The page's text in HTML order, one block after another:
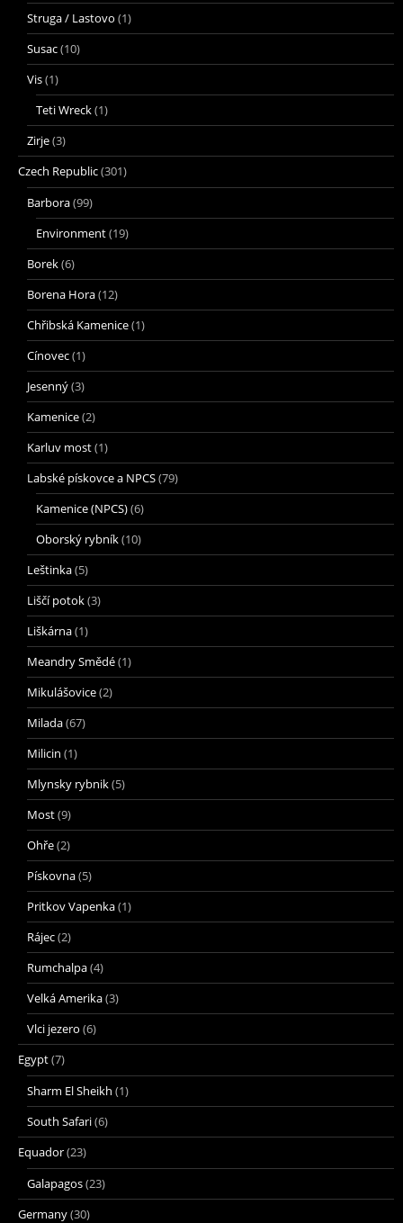
Struga / Lastovo (1)
Susac(10)
Vis(1)
Teti Wreck(1)
Zirje(3)
Czech Republic(301)
Barbora(99)
Environment(19)
Borek(6)
Borena Hora(12)
Chřibská Kamenice(1)
Cínovec(1)
Jesenný(3)
Kamenice(2)
Karluv most(1)
Labské pískovce a NPCS(79)
Kamenice (NPCS)(6)
Oborský rybník(10)
Leštinka(5)
Liščí potok(3)
Liškárna(1)
Meandry Smědé(1)
Mikulášovice(2)
Milada(67)
Milicin (1)
Mlynsky rybnik(5)
Most(9)
Ohře(2)
Pískovna(5)
Pritkov Vapenka(1)
Rájec(2)
Rumchalpa(4)
Velká Amerika(3)
Vlci jezero (6)
Egypt(7)
Sharm El Sheikh (1)
South Safari(6)
Equador(23)
Galapagos(23)
Germany(30)